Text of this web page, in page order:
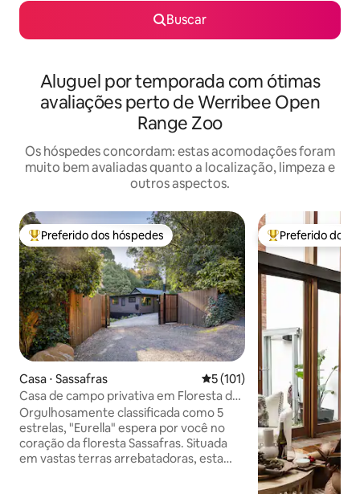
Buscar
Aluguel por temporada com ótimas
avaliações perto de Werribee Open
Range Zoo
Os hóspedes concordam: estas acomodações foram
muito bem avaliadas quanto a localização, limpeza e
outros aspectos.
Entre os melhores preferidos dos hóspedes
Preferido dos hóspedes
Casa ⋅ Sassafras 5 de uma avaliação média de
5 (101)
Casa de campo privativa em Floresta de
1/2 acre em Dandenong Ranges
Orgulhosamente classificada como 5
estrelas, "Eurella" espera por você no
coração da floresta Sassafras. Situada
em vastas terras arrebatadoras, esta
Entre os
Preferido dos